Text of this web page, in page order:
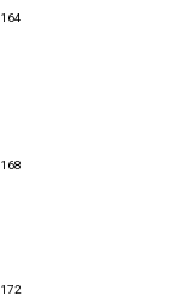
164
168
172